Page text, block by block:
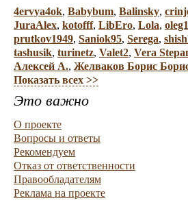
4ervya4ok, Babybum, Balinsky,
JuraAlex, kotofff, LibEro, Lola,
prutkov1949, Saniok95, Serega,
tashusik, turinetz, Valet2, Vera
Алексей А., Желваков Борис
Показать всех >>
Это важно
О проекте
Вопросы и ответы
Рекомендуем
Отказ от ответственности
Правообладателям
Реклама на проекте